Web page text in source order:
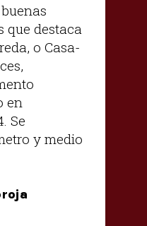
que destaca
o Casa-
en
Se
y medio